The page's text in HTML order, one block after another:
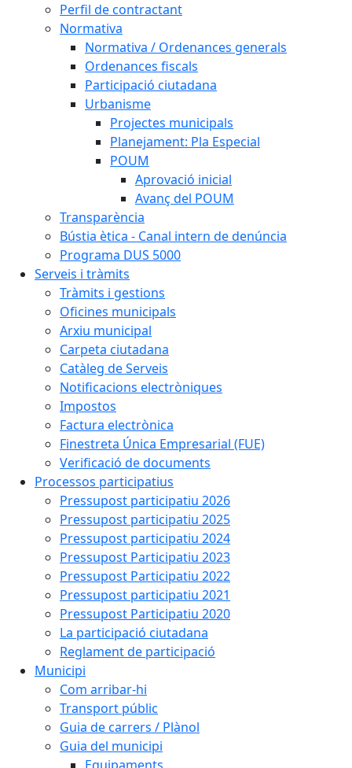
Perfil de contractant
Normativa
Normativa / Ordenances generals
Ordenances fiscals
Participació ciutadana
Urbanisme
Projectes municipals
Planejament: Pla Especial
POUM
Aprovació inicial
Avanç del POUM
Transparència
Bústia ètica - Canal intern de denúncia
Programa DUS 5000
Serveis i tràmits
Tràmits i gestions
Oficines municipals
Arxiu municipal
Carpeta ciutadana
Catàleg de Serveis
Notificacions electròniques
Impostos
Factura electrònica
Finestreta Única Empresarial (FUE)
Verificació de documents
Processos participatius
Pressupost participatiu 2026
Pressupost participatiu 2025
Pressupost participatiu 2024
Pressupost Participatiu 2023
Pressupost Participatiu 2022
Pressupost participatiu 2021
Pressupost Participatiu 2020
La participació ciutadana
Reglament de participació
Municipi
Com arribar-hi
Transport públic
Guia de carrers / Plànol
Guia del municipi